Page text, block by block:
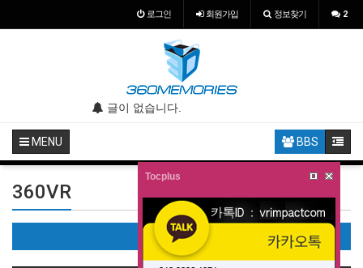
로그인 회원가입 정보찾기 2
글이 없습니다.
MENU BBS
360VR
360VR(0)
Tocplus